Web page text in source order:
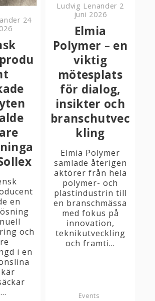
24
en
och
i en
Ludvig Lenander 2
juni 2026
Elmia
Polymer – en
viktig
mötesplats
för dialog,
insikter och
branschutvec
kling
Elmia Polymer
samlade återigen
aktörer från hela
polymer- och
plastindustrin till
en branschmässa
med fokus på
innovation,
teknikutveckling
och framti...
Events